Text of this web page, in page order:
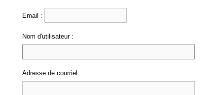
Email :
Nom d'utilisateur :
Adresse de courriel :